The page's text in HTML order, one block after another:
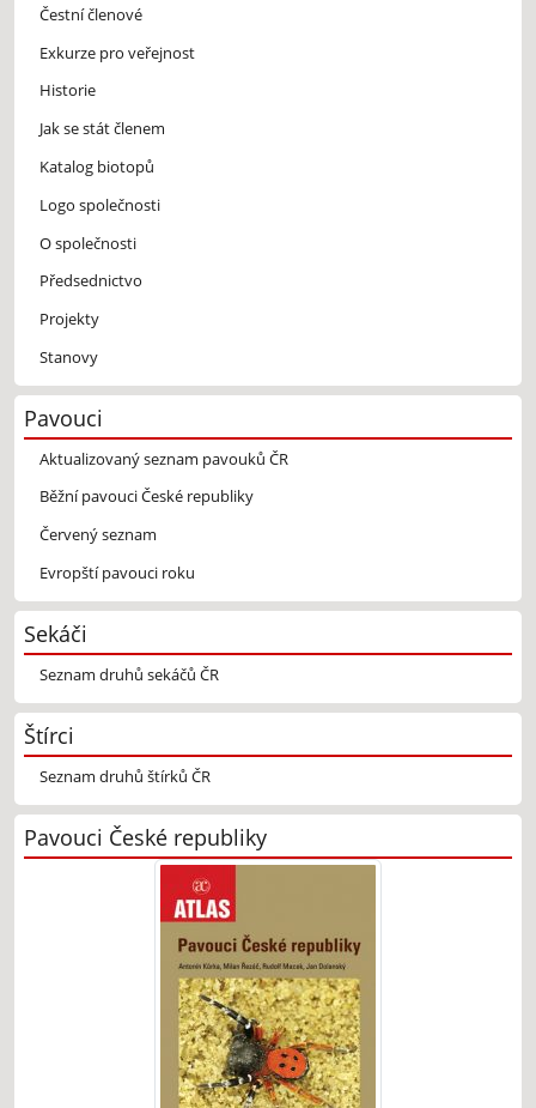
Čestní členové
Exkurze pro veřejnost
Historie
Jak se stát členem
Katalog biotopů
Logo společnosti
O společnosti
Předsednictvo
Projekty
Stanovy
Pavouci
Aktualizovaný seznam pavouků ČR
Běžní pavouci České republiky
Červený seznam
Evropští pavouci roku
Sekáči
Seznam druhů sekáčů ČR
Štírci
Seznam druhů štírků ČR
Pavouci České republiky